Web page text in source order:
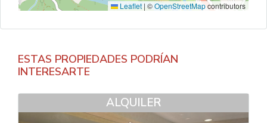
Leaflet | ©OpenStreetMapcontributors
ESTAS PROPIEDADES PODRÍAN
INTERESARTE
ALQUILER